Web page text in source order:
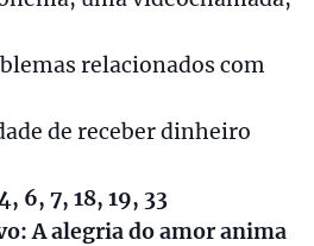
relacionados com
de receber dinheiro
6, 7, 18, 19, 33
A alegria do amor anima